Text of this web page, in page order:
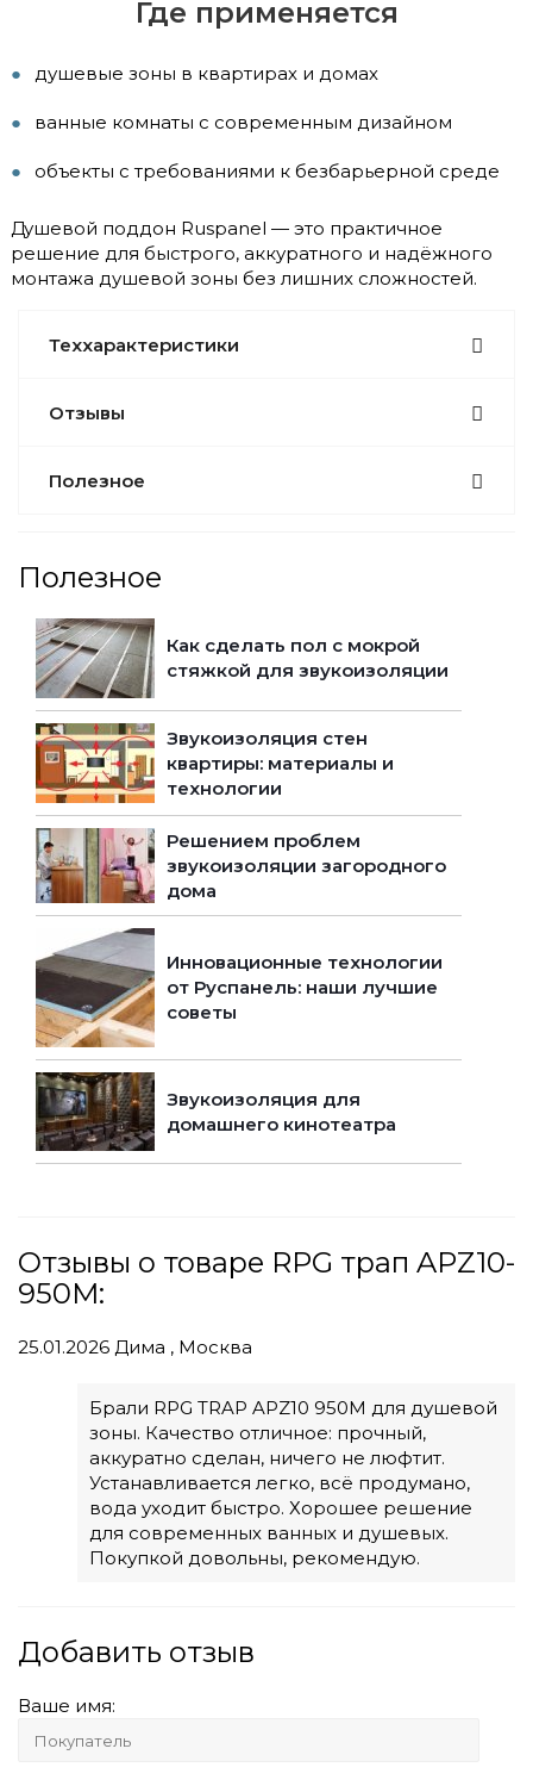
Где применяется
душевые зоны в квартирах и домах
ванные комнаты с современным дизайном
объекты с требованиями к безбарьерной среде
Душевой поддон Ruspanel — это практичное
решение для быстрого, аккуратного и надёжного
монтажа душевой зоны без лишних сложностей.
Теххарактеристики
Отзывы
Полезное
Полезное
Как сделать пол с мокрой
стяжкой для звукоизоляции
Звукоизоляция стен
квартиры: материалы и
технологии
Решением проблем
звукоизоляции загородного
дома
Инновационные технологии
от Руспанель: наши лучшие
советы
Звукоизоляция для
домашнего кинотеатра
Отзывы о товаре RPG трап APZ10-
950M:
25.01.2026 Дима , Москва
Брали RPG TRAP APZ10 950M для душевой
зоны. Качество отличное: прочный,
аккуратно сделан, ничего не люфтит.
Устанавливается легко, всё продумано,
вода уходит быстро. Хорошее решение
для современных ванных и душевых.
Покупкой довольны, рекомендую.
Добавить отзыв
Ваше имя: